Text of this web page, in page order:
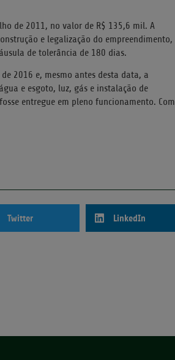
de 2011, no valor de R$ 135,6 mil. A
e legalização do empreendimento,
de tolerância de 180 dias.
2016 e, mesmo antes desta data, a
e esgoto, luz, gás e instalação de
entregue em pleno funcionamento. Com
Twitter LinkedIn